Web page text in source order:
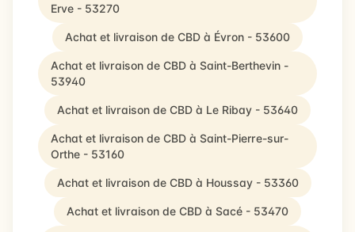
Erve - 53270
Achat et livraison de CBD à Évron - 53600
Achat et livraison de CBD à Saint-Berthevin -
53940
Achat et livraison de CBD à Le Ribay - 53640
Achat et livraison de CBD à Saint-Pierre-sur-
Orthe - 53160
Achat et livraison de CBD à Houssay - 53360
Achat et livraison de CBD à Sacé - 53470